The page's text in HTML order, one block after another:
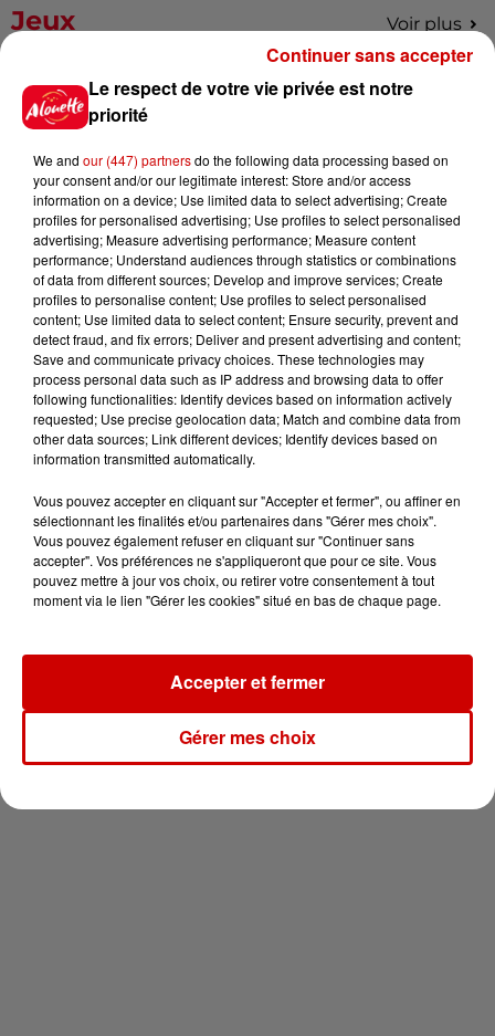
Jeux Voir plus
Gagnez vos places pour le
festival Marché Gourmand 2026
Le Duel - Gagnez vos entrées
pour l'un des zoos de nos
régions !
Destination Vacances - Gagnez
votre séjour en famille au cœur
de la...
Destination Vacances : inscrivez-
vous !
Newsletter
Le respect de votre vie privée est notre
priorité
We and our (447) partnersdo the following data processing based on
your consent and/or our legitimate interest: Store and/or access
information on a device; Use limited data to select advertising; Create
profiles for personalised advertising; Use profiles to select personalised
advertising; Measure advertising performance; Measure content
performance; Understand audiences through statistics or combinations
of data from different sources; Develop and improve services; Create
profiles to personalise content; Use profiles to select personalised
content; Use limited data to select content; Ensure security, prevent and
detect fraud, and fix errors; Deliver and present advertising and content;
Save and communicate privacy choices. These technologies may
process personal data such as IP address and browsing data to offer
following functionalities: Identify devices based on information actively
requested; Use precise geolocation data; Match and combine data from
other data sources; Link different devices; Identify devices based on
information transmitted automatically.
Vous pouvez accepter en cliquant sur "Accepter et fermer", ou affiner en
sélectionnant les finalités et/ou partenaires dans "Gérer mes choix".
Vous pouvez également refuser en cliquant sur "Continuer sans
accepter". Vos préférences ne s'appliqueront que pour ce site. Vous
pouvez mettre à jour vos choix, ou retirer votre consentement à tout
moment via le lien "Gérer les cookies" situé en bas de chaque page.
Gérer mes choix
Accepter et fermer
Continuer sans accepter